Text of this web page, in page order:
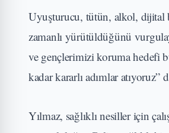
Uyuşturucu, tütün, alkol, dijital
zamanlı yürütüldüğünü
ve gençlerimizi koruma hedefi
kadar kararlı adımlar atıyoruz”
Yılmaz, sağlıklı nesiller için